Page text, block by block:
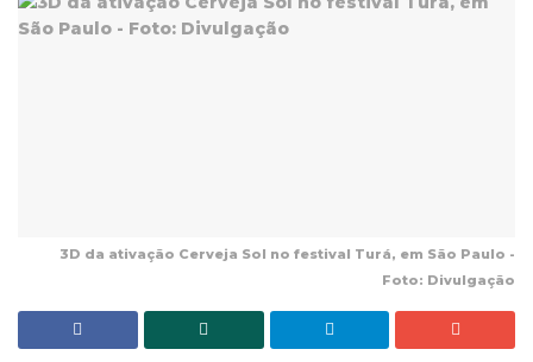
3D da ativação Cerveja Sol no festival Turá, em São Paulo -
Foto: Divulgação